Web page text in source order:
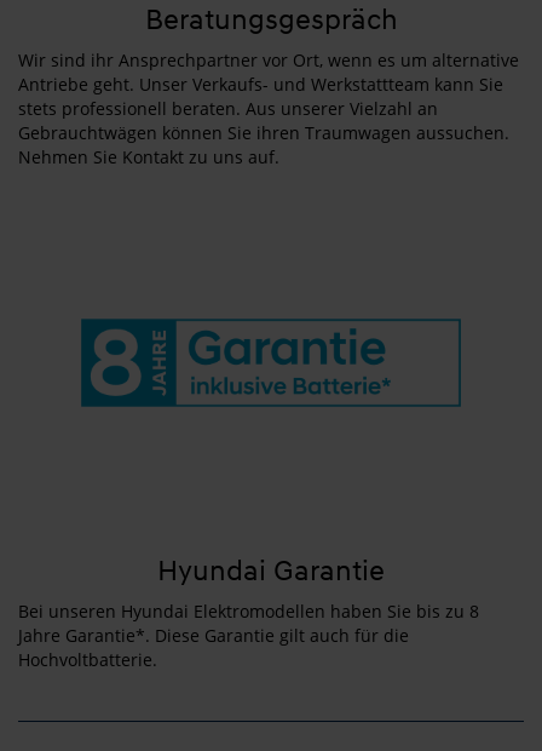
Beratungsgespräch
Wir sind ihr Ansprechpartner vor Ort, wenn es um alternative
Antriebe geht. Unser Verkaufs- und Werkstattteam kann Sie
stets professionell beraten. Aus unserer Vielzahl an
Gebrauchtwägen können Sie ihren Traumwagen aussuchen.
Nehmen Sie Kontakt zu uns auf.
Hyundai Garantie
Bei unseren Hyundai Elektromodellen haben Sie bis zu 8
Jahre Garantie*. Diese Garantie gilt auch für die
Hochvoltbatterie.